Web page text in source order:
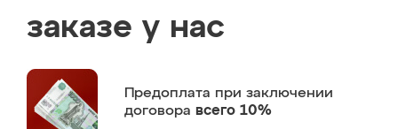
заказе у нас
Предоплата при заключении
договора всего 10%